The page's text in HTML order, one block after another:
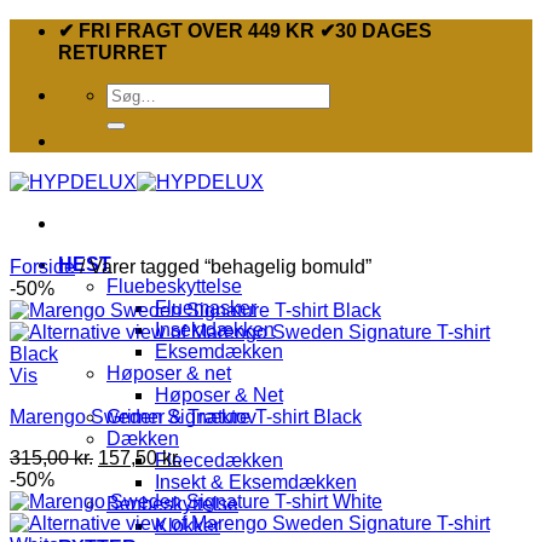
Fortsæt✔ FRI FRAGT OVER 449 KR ✔30 DAGES
RETURRET
Søg
efter:
HEST
Fluebeskyttelse
Fluemasker
Insektdækken
Eksemdækken
Høposer & net
Høposer & Net
Grimer & Træktov
Dækken
Fleecedækken
Insekt & Eksemdækken
Benbeskyttelse
Klokker
Forside /Varer tagged “behagelig bomuld”
-50%
Vis
Marengo Sweden Signature T-shirt Black
315,00kr. Den
oprindelige
pris
var:
157,50kr.Den
aktuelle
pris
er:
-50%